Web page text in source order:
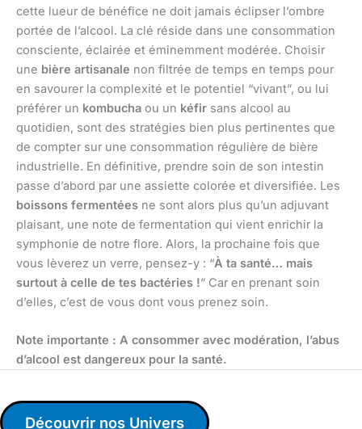
cette lueur de bénéfice ne doit jamais éclipser l’ombre
portée de l’alcool. La clé réside dans une consommation
consciente, éclairée et éminemment modérée. Choisir
une bière artisanale non filtrée de temps en temps pour
en savourer la complexité et le potentiel “vivant”, ou lui
préférer un kombucha ou un kéfir sans alcool au
quotidien, sont des stratégies bien plus pertinentes que
de compter sur une consommation régulière de bière
industrielle. En définitive, prendre soin de son intestin
passe d’abord par une assiette colorée et diversifiée. Les
boissons fermentées ne sont alors plus qu’un adjuvant
plaisant, une note de fermentation qui vient enrichir la
symphonie de notre flore. Alors, la prochaine fois que
vous lèverez un verre, pensez-y : “À ta santé… mais
surtout à celle de tes bactéries !” Car en prenant soin
d’elles, c’est de vous dont vous prenez soin.
Note importante : A consommer avec modération, l’abus
d’alcool est dangereux pour la santé.
Découvrir nos Univers